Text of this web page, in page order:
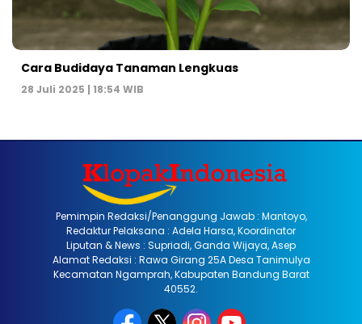
Cara Budidaya Tanaman Lengkuas
28 Juli 2025 | 18:54 WIB
Pemimpin Redaksi/Penanggung Jawab : Mantoyo,
Redaktur Pelaksana : Adela Harsa, Koordinator
Liputan & News : Supriadi, Ganda Wijaya, Asep
Alamat Redaksi : Rawa Girang 25A Desa Tanimulya
Kecamatan Ngamprah, Kabupaten Bandung Barat
40552.